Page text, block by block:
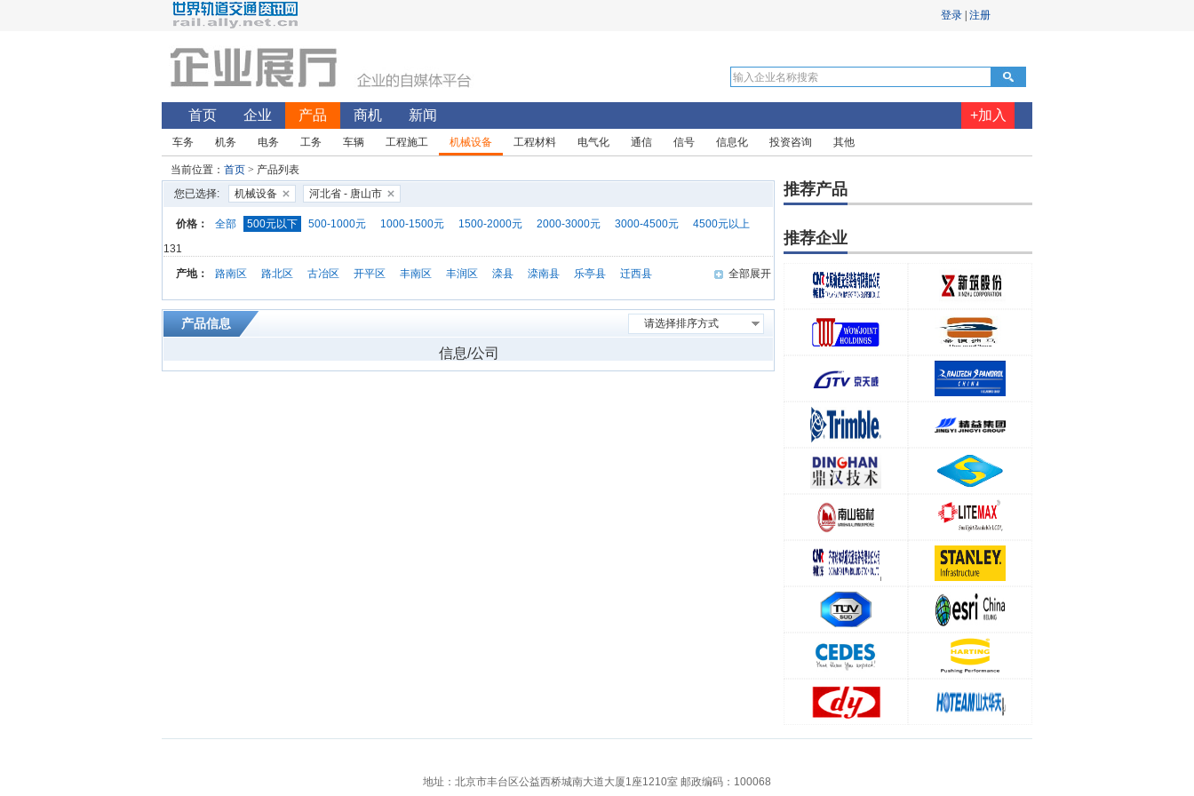
首页 企业 产品 商机 新闻 +加入
车务 机务 电务 工务 车辆 工程施工 机械设备 工程材料 电气化 通信 信号 信息化 投资咨询 其他
当前位置： 首页 > 产品列表
您已选择:
机械设备 河北省 - 唐山市
价格： 全部 500元以下 500-1000元 1000-1500元 1500-2000元 2000-3000元 3000-4500元
4500元以上
131
产地：
全部展开
路南区 路北区 古冶区 开平区 丰南区 丰润区 滦县 滦南县 乐亭县 迁西县
请选择排序方式
产品信息
信息/公司
推荐产品
推荐企业
地址：北京市丰台区公益西桥城南大道大厦1座1210室 邮政编码：100068